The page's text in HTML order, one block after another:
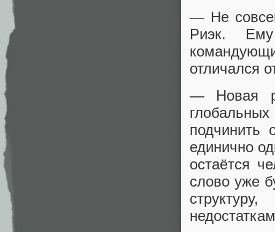
— Не
Риэк.
отличался
— Новая
подчинить
единично
остаётся
слово уже